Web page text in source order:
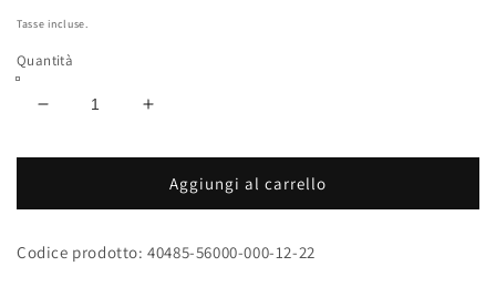
Tasse incluse.
Quantità
Diminuisci
per
paracolpi
(RST)
Aumenta
per
Gomma
paracolpi
(RST)
Aggiungi al carrello
Codice prodotto: 40485-56000-000-12-22